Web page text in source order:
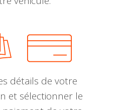
détails de votre
et sélectionner le